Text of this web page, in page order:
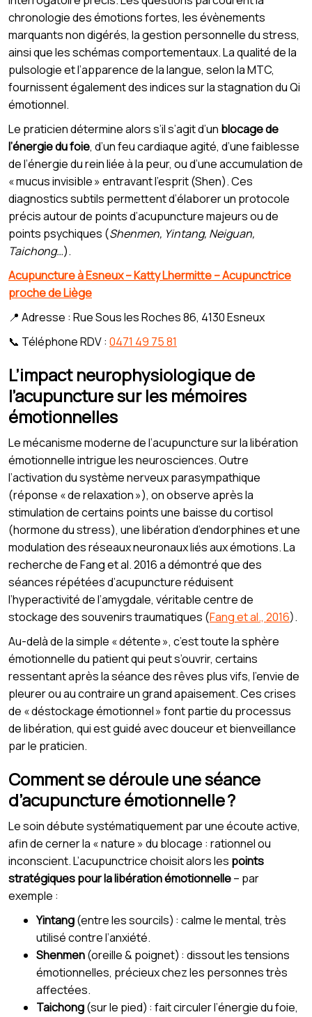
chronologie des émotions fortes, les évènements
marquants non digérés, la gestion personnelle du stress,
ainsi que les schémas comportementaux. La qualité de la
pulsologie et l’apparence de la langue, selon la MTC,
fournissent également des indices sur la stagnation du Qi
émotionnel.
Le praticien détermine alors s’il s’agit d’un blocage de
l’énergie du foie, d’un feu cardiaque agité, d’une faiblesse
de l’énergie du rein liée à la peur, ou d’une accumulation de
« mucus invisible » entravant l’esprit (Shen). Ces
diagnostics subtils permettent d’élaborer un protocole
précis autour de points d’acupuncture majeurs ou de
points psychiques (Shenmen, Yintang, Neiguan,
Taichong…).
Acupuncture à Esneux – Katty Lhermitte – Acupunctrice
proche de Liège
📍 Adresse : Rue Sous les Roches 86, 4130 Esneux
📞 Téléphone RDV : 0471 49 75 81
L’impact neurophysiologique de
l’acupuncture sur les mémoires
émotionnelles
Le mécanisme moderne de l’acupuncture sur la libération
émotionnelle intrigue les neurosciences. Outre
l’activation du système nerveux parasympathique
(réponse « de relaxation »), on observe après la
stimulation de certains points une baisse du cortisol
(hormone du stress), une libération d’endorphines et une
modulation des réseaux neuronaux liés aux émotions. La
recherche de Fang et al. 2016 a démontré que des
séances répétées d’acupuncture réduisent
l’hyperactivité de l’amygdale, véritable centre de
stockage des souvenirs traumatiques (Fang et al., 2016).
Au-delà de la simple « détente », c’est toute la sphère
émotionnelle du patient qui peut s’ouvrir, certains
ressentant après la séance des rêves plus vifs, l’envie de
pleurer ou au contraire un grand apaisement. Ces crises
de « déstockage émotionnel » font partie du processus
de libération, qui est guidé avec douceur et bienveillance
par le praticien.
Comment se déroule une séance
d’acupuncture émotionnelle ?
Le soin débute systématiquement par une écoute active,
afin de cerner la « nature » du blocage : rationnel ou
inconscient. L’acupunctrice choisit alors les points
stratégiques pour la libération émotionnelle– par
exemple :
Yintang(entre les sourcils) : calme le mental, très
utilisé contre l’anxiété.
Shenmen(oreille & poignet) : dissout les tensions
émotionnelles, précieux chez les personnes très
affectées.
Taichong(sur le pied) : fait circuler l’énergie du foie,